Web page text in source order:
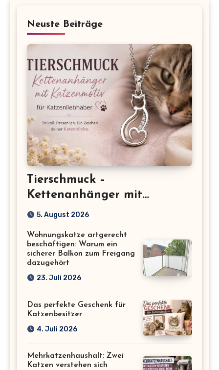
Neuste Beiträge
Tierschmuck –
Kettenanhänger mit
Katzenmotiv für
5. August 2026
Wohnungskatze artgerecht
beschäftigen: Warum ein
sicherer Balkon zum Freigang
dazugehört
23. Juli 2026
Das perfekte Geschenk für
Katzenbesitzer
4. Juli 2026
Mehrkatzenhaushalt: Zwei
Katzen verstehen sich